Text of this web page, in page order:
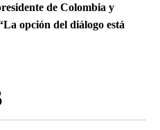
de Colombia y
opción del diálogo está